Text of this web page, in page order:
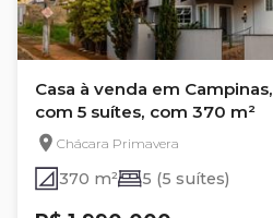
Casa à venda em
com 5 suítes, com 370 m²
Chácara Primavera
370 m² 5 (5 suítes)